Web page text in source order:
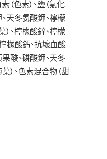
（色素）、鹽（氯化
、天冬氨酸鉀、檸檬
）、檸檬酸鋅、檸檬
檸檬酸鈣、抗壞血酸
果酸、磷酸鉀、天冬
）、色素混合物（甜